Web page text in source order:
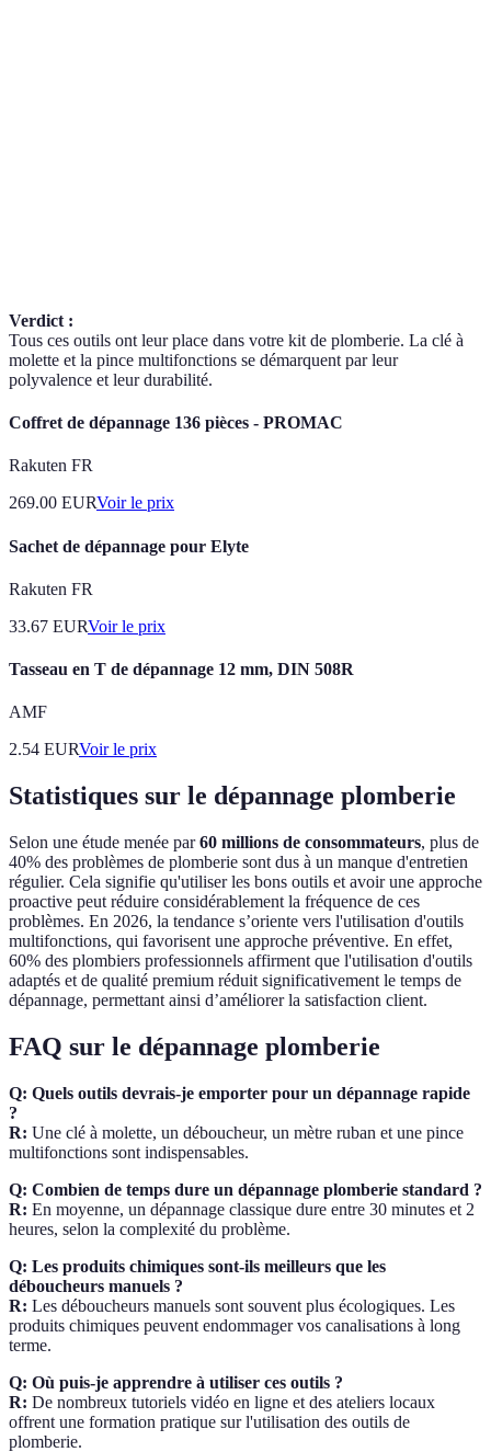
Verdict :
Tous ces outils ont leur place dans votre kit de plomberie. La clé à
molette et la pince multifonctions se démarquent par leur
polyvalence et leur durabilité.
Coffret de dépannage 136 pièces - PROMAC
Rakuten FR
269.00 EURVoir le prix
Sachet de dépannage pour Elyte
Rakuten FR
33.67 EURVoir le prix
Tasseau en T de dépannage 12 mm, DIN 508R
AMF
2.54 EURVoir le prix
Statistiques sur le dépannage plomberie
Selon une étude menée par60 millions de consommateurs, plus de
40% des problèmes de plomberie sont dus à un manque d'entretien
régulier. Cela signifie qu'utiliser les bons outils et avoir une approche
proactive peut réduire considérablement la fréquence de ces
problèmes. En 2026, la tendance s’oriente vers l'utilisation d'outils
multifonctions, qui favorisent une approche préventive. En effet,
60% des plombiers professionnels affirment que l'utilisation d'outils
adaptés et de qualité premium réduit significativement le temps de
dépannage, permettant ainsi d’améliorer la satisfaction client.
FAQ sur le dépannage plomberie
Q: Quels outils devrais-je emporter pour un dépannage rapide
?
R: Une clé à molette, un déboucheur, un mètre ruban et une pince
multifonctions sont indispensables.
Q: Combien de temps dure un dépannage plomberie standard ?
R: En moyenne, un dépannage classique dure entre 30 minutes et 2
heures, selon la complexité du problème.
Q: Les produits chimiques sont-ils meilleurs que les
déboucheurs manuels ?
R: Les déboucheurs manuels sont souvent plus écologiques. Les
produits chimiques peuvent endommager vos canalisations à long
terme.
Q: Où puis-je apprendre à utiliser ces outils ?
R: De nombreux tutoriels vidéo en ligne et des ateliers locaux
offrent une formation pratique sur l'utilisation des outils de
plomberie.